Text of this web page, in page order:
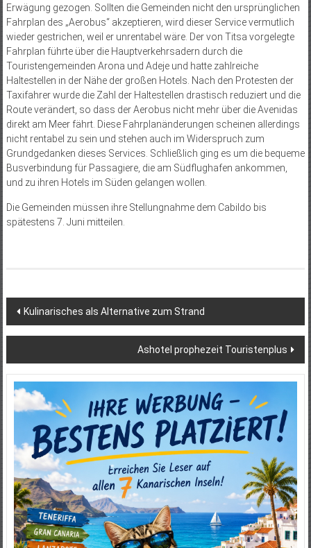
Erwägung gezogen. Sollten die Gemeinden nicht den ursprünglichen
Fahrplan des „Aerobus“ akzeptieren, wird dieser Service vermutlich
wieder gestrichen, weil er unrentabel wäre. Der von Titsa vorgelegte
Fahrplan führte über die Hauptverkehrsadern durch die
Touristengemeinden Arona und Adeje und hatte zahlreiche
Haltestellen in der Nähe der großen Hotels. Nach den Protesten der
Taxifahrer wurde die Zahl der Haltestellen drastisch reduziert und die
Route verändert, so dass der Aerobus nicht mehr über die Avenidas
direkt am Meer fährt. Diese Fahrplanänderungen scheinen allerdings
nicht rentabel zu sein und stehen auch im Widerspruch zum
Grundgedanken dieses Services. Schließlich ging es um die bequeme
Busverbindung für Passagiere, die am Südflughafen ankommen,
und zu ihren Hotels im Süden gelangen wollen.
Die Gemeinden müssen ihre Stellungnahme dem Cabildo bis
spätestens 7. Juni mitteilen.
Beitragsnavigation
Kulinarisches als Alternative zum Strand
Ashotel prophezeit Touristenplus